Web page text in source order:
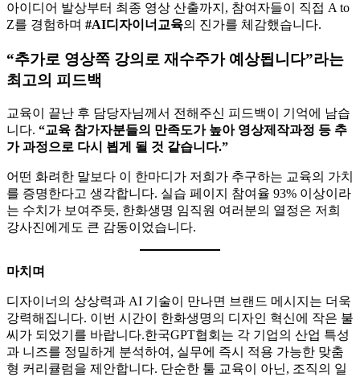
아이디어 발상부터 최종 영상 산출까지, 참여자들이 직접 A to
Z를 경험하며 #AI디자이너교육의 진가를 체감했습니다.
“추가로 영상쪽 강의로 재수주가 예상됩니다”라는
최고의 피드백
교육이 끝난 후 담당자님께서 전해주신 피드백이 기억에 남습
니다. “교육 참가자분들의 만족도가 높아 영상제작과정 등 추
가 과정으로 다시 뵙게 될 것 같습니다.”
어떤 화려한 말보다 이 한마디가 저희가 추구하는 교육의 가치
를 증명한다고 생각합니다. 실습 페이지 참여율 93% 이상이라
는 수치가 보여주듯, 한화생명 임직원 여러분의 열정은 저희
강사진에게도 큰 감동이었습니다.
마치며
디자이너의 상상력과 AI 기술이 만나면 브랜드 메시지는 더욱
강력해집니다. 이번 시간이 한화생명의 디자인 혁신에 작은 불
씨가 되었기를 바랍니다.한국GPT협회는 각 기업의 산업 특성
과 니즈를 정밀하게 분석하여, 실무에 즉시 적용 가능한 맞춤
형 커리큘럼을 제안합니다. 단순한 툴 교육이 아닌, 조직의 일